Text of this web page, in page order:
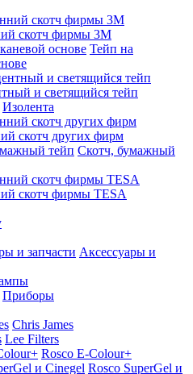
скотч фирмы 3M
Тейп на
и светящийся тейп
Изолента
скотч других фирм
Скотч, бумажный
скотч фирмы TESA
Аксессуары и
Приборы
Chris James
Lee Filters
Rosco E-Colour+
Rosco SuperGel и